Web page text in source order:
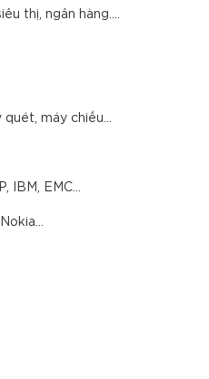
thị, ngân hàng....
quét, máy chiếu…
IBM, EMC…